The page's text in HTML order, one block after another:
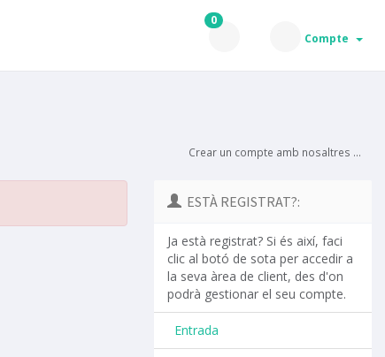
0
Compte
Crear un compte amb nosaltres ...
ESTÀ REGISTRAT?:
Ja està registrat? Si és així, faci
clic al botó de sota per accedir a
la seva àrea de client, des d'on
podrà gestionar el seu compte.
Entrada